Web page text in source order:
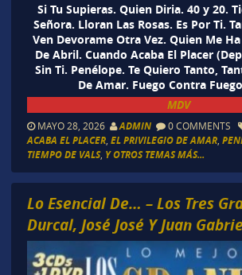
Si Tu Supieras. Quien Diria. 40 y 20.
Señora. Lloran Las Rosas. Es Por Ti.
Ven Devorame Otra Vez. Quien Me
De Abril. Cuando Acaba El Placer
Sin Ti. Penélope. Te Quiero Tanto,
De Amar. Fuego Contra
MDV
MAYO 28, 2026 ADMIN 0 COMMENTS
ACABA EL PLACER, EL PRIVILEGIO DE AMAR,
TIEMPO DE VALS, Y OTROS TEMAS MÁS...
Lo Esencial De… – Los Tres
Durcal, José José Y Juan